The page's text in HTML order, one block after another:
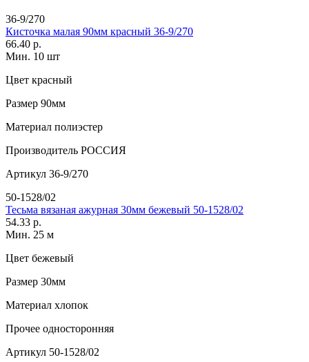
36-9/270
Кисточка малая 90мм красный 36-9/270
66.40 р.
Мин. 10 шт
Цвет красный
Размер 90мм
Материал полиэстер
Производитель РОССИЯ
Артикул 36-9/270
50-1528/02
Тесьма вязаная ажурная 30мм бежевый 50-1528/02
54.33 р.
Мин. 25 м
Цвет бежевый
Размер 30мм
Материал хлопок
Прочее односторонняя
Артикул 50-1528/02